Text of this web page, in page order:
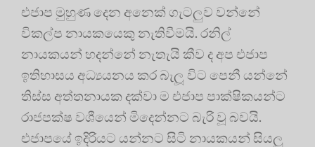
එජාප මුහුණ දෙන අනෙක් ගැටලුව වන්නේ
විකල්ප නායකයෙකු නැතිවීමයි. රනිල්
නායකයන් හදන්නේ නැතැයි කීව ද අප එජාප
ඉතිහාසය අධ්‍යයනය කර බැලූ විට පෙනී යන්නේ
තිස්ස අත්තනායක දක්වා ම එජාප පාක්ෂිකයන්ට
රාජපක්ෂ වශීයෙන් මිදෙන්නට බැරි වූ බවයි.
එජාපයේ ඉදිරියට යන්නට සිටි නායකයන් සියලු